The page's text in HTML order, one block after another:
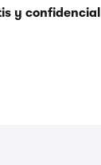
y confidencial